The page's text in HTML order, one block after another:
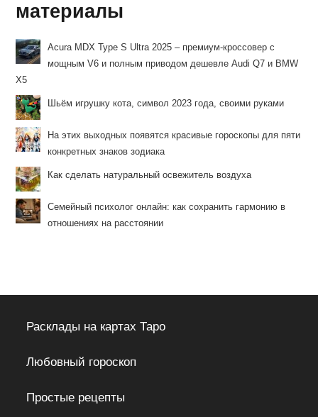
материалы
Acura MDX Type S Ultra 2025 – премиум-кроссовер с
мощным V6 и полным приводом дешевле Audi Q7 и BMW
X5
Шьём игрушку кота, символ 2023 года, своими руками
На этих выходных появятся красивые гороскопы для пяти
конкретных знаков зодиака
Как сделать натуральный освежитель воздуха
Семейный психолог онлайн: как сохранить гармонию в
отношениях на расстоянии
Расклады на картах Таро
Любовный гороскоп
Простые рецепты